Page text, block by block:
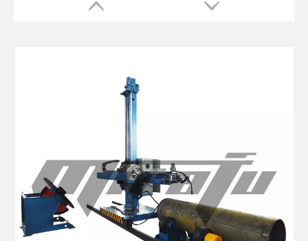
Сварочные манипуляторы высокоточных трубопроводов Манипуляторы для сварки высокоточных телескопических трубопроводов